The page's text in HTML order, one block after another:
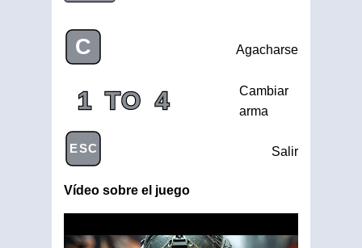
C Agacharse
1 TO 4
Cambiar
arma
ESC Salir
Vídeo sobre el juego